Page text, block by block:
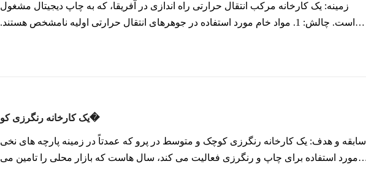
زمینه: یک کارخانه مرکب انتقال حرارتی راه اندازی در آفریقا، که به چاپ دیجیتال مشغول
است. چالش: 1. مواد خام مورد استفاده در جوهرهای انتقال حرارتی اولیه نامشخص هستند.
یک کارخانه رنگرزی کو�
سابقه و هدف: یک کارخانه رنگرزی کوچک و متوسط ​​در پرو که عمدتاً در زمینه پارچه های نخی
مورد استفاده برای چاپ و رنگرزی فعالیت می کند، سال هاست که بازار محلی را تامین می